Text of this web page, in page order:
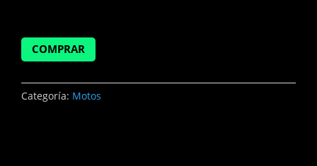
COMPRAR
Categoría: Motos